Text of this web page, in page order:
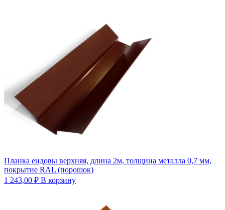
Планка ендовы верхняя, длина 2м, толщина металла 0,7 мм,
покрытие RAL (порошок)
1 243,00 ₽ В корзину